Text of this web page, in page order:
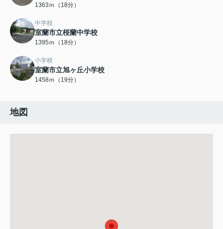
1363ｍ（18分）
中学校
室蘭市立桜蘭中学校
1395ｍ（18分）
小学校
室蘭市立旭ヶ丘小学校
1458ｍ（19分）
地図